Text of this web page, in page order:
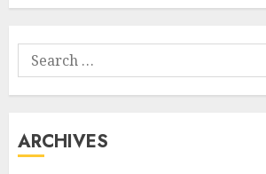
Tumbuhan
Search
for:
ARCHIVES